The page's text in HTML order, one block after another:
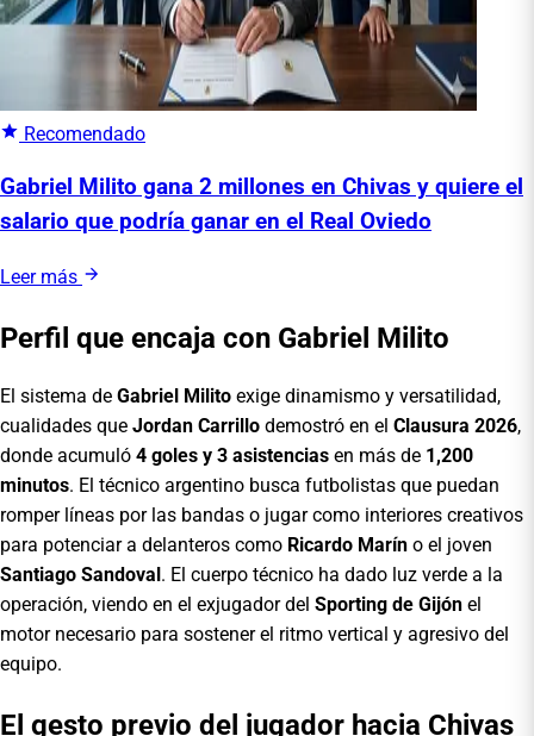
Recomendado
Gabriel Milito gana 2 millones en Chivas y quiere el
salario que podría ganar en el Real Oviedo
Leer más
Perfil que encaja con Gabriel Milito
El sistema de Gabriel Milito exige dinamismo y versatilidad,
cualidades que Jordan Carrillo demostró en el Clausura 2026,
donde acumuló 4 goles y 3 asistencias en más de 1,200
minutos. El técnico argentino busca futbolistas que puedan
romper líneas por las bandas o jugar como interiores creativos
para potenciar a delanteros como Ricardo Marín o el joven
Santiago Sandoval. El cuerpo técnico ha dado luz verde a la
operación, viendo en el exjugador del Sporting de Gijón el
motor necesario para sostener el ritmo vertical y agresivo del
equipo.
El gesto previo del jugador hacia Chivas